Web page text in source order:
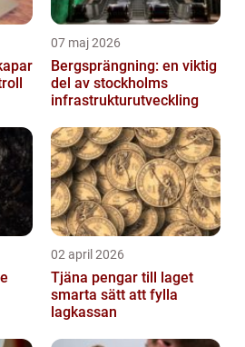
07 maj 2026
Bergsprängning: en viktig
del av stockholms
infrastrukturutveckling
02 april 2026
Tjäna pengar till laget
smarta sätt att fylla
lagkassan